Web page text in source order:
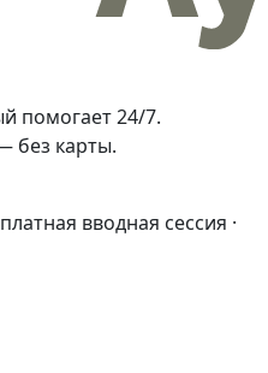
помогает 24/7.
без карты.
вводная сессия ·